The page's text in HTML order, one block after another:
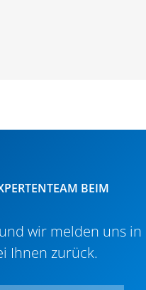
BEIM
wir melden uns in
Ihnen zurück.